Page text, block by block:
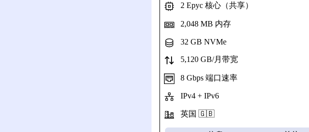
2 Epyc 核心（共享）
2,048 MB 内存
32 GB NVMe
5,120 GB/月带宽
8 Gbps 端口速率
IPv4 + IPv6
英国 🇬🇧